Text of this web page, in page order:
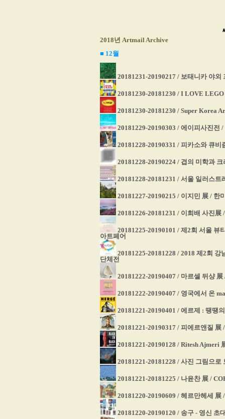
2018년 Artmail Archive
■ 12월
20181231-20190217 / 보태니카 야
20181230-20181230 / I LOVE
20181230-20181230 / Super Korea
20181229-20190303 / 에이피사진전
20181228-20190331 / 피카소와 큐
20181228-20190224 / 겹의 미학과
20181228-20181231 / 서울 일러스
20181227-20190215 / 이지민 展 / 한
20181226-20181231 / 이희배 사진
20181225-20190101 / 제2회 서울 뷰
아트페어
20181225-20181228 / 2018 제2회
단체전
20181222-20190407 / 마르셀 뒤샹
20181222-20190407 / 영국에서 온
20181221-20190401 / 에르제 : 땡땡
20181221-20190317 / 피에르앤질
20181221-20190128 / Ritesh Ajmeri
20181221-20181228 / 사진 그림으
20181221-20181225 / 나윤찬 展 /
20181220-20190609 / 헤르만헤세
20181220-20190120 / 송구 - 영신 초